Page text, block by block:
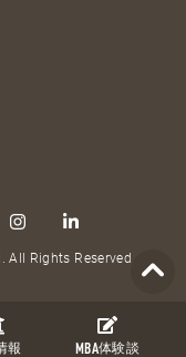
報 MBA体験談
Rights Reserved.